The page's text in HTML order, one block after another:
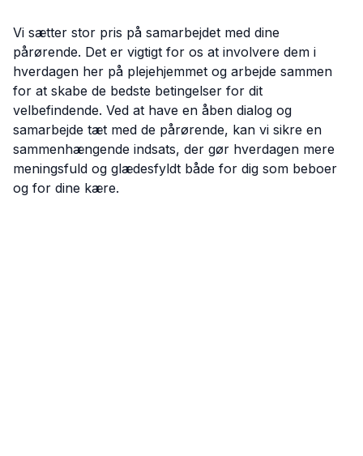
Vi sætter stor pris på samarbejdet med dine
pårørende. Det er vigtigt for os at involvere dem i
hverdagen her på plejehjemmet og arbejde sammen
for at skabe de bedste betingelser for dit
velbefindende. Ved at have en åben dialog og
samarbejde tæt med de pårørende, kan vi sikre en
sammenhængende indsats, der gør hverdagen mere
meningsfuld og glædesfyldt både for dig som beboer
og for dine kære.